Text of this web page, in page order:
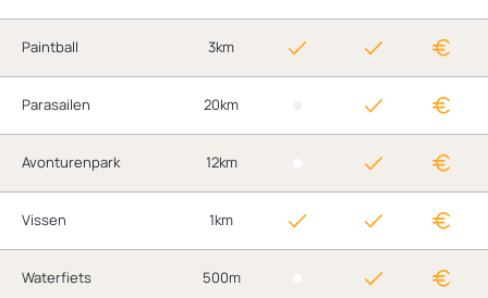
Paintball 3km
Parasailen 20km
Avonturenpark 12km
Vissen 1km
Waterfiets 500m